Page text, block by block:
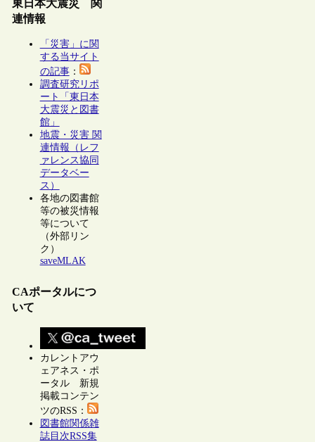
東日本大震災 関
連情報
「災害」に関
する当サイト
の記事：
調査研究リポ
ート「東日本
大震災と図書
館」
地震・災害 関
連情報（レフ
ァレンス協同
データベー
ス）
各地の図書館
等の被災情報
等について
（外部リン
ク）
saveMLAK
CAポータルにつ
いて
カレントアウ
ェアネス・ポ
ータル 新規
掲載コンテン
ツのRSS：
図書館関係雑
誌目次RSS集